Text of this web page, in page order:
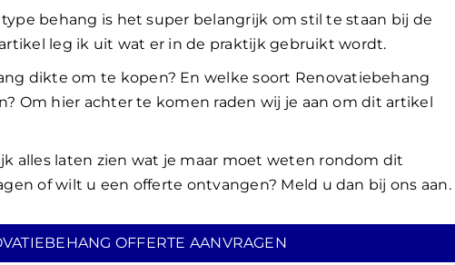
behang is het super belangrijk om stil te staan bij de
leg ik uit wat er in de praktijk gebruikt wordt.
dikte om te kopen? En welke soort Renovatiebehang
Om hier achter te komen raden wij je aan om dit artikel
alles laten zien wat je maar moet weten rondom dit
of wilt u een offerte ontvangen? Meld u dan bij ons aan.
OFFERTE AANVRAGEN